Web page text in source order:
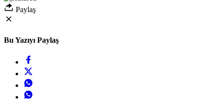
Paylaş
Bu Yazıyı Paylaş